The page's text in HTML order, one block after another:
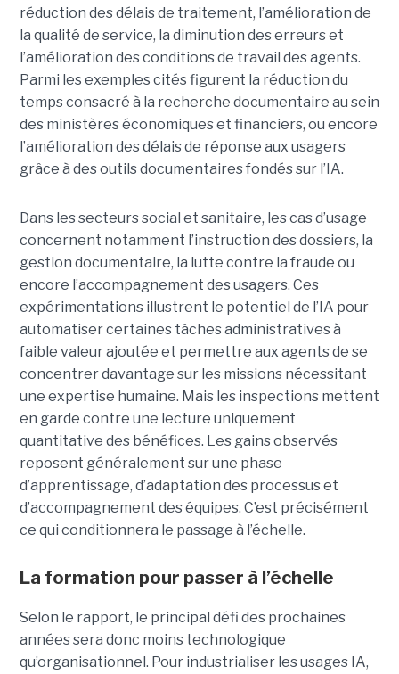
réduction des délais de traitement, l’amélioration de
la qualité de service, la diminution des erreurs et
l’amélioration des conditions de travail des agents.
Parmi les exemples cités figurent la réduction du
temps consacré à la recherche documentaire au sein
des ministères économiques et financiers, ou encore
l’amélioration des délais de réponse aux usagers
grâce à des outils documentaires fondés sur l’IA.
Dans les secteurs social et sanitaire, les cas d’usage
concernent notamment l’instruction des dossiers, la
gestion documentaire, la lutte contre la fraude ou
encore l’accompagnement des usagers. Ces
expérimentations illustrent le potentiel de l’IA pour
automatiser certaines tâches administratives à
faible valeur ajoutée et permettre aux agents de se
concentrer davantage sur les missions nécessitant
une expertise humaine. Mais les inspections mettent
en garde contre une lecture uniquement
quantitative des bénéfices. Les gains observés
reposent généralement sur une phase
d’apprentissage, d’adaptation des processus et
d’accompagnement des équipes. C’est précisément
ce qui conditionnera le passage à l’échelle.
La formation pour passer à l’échelle
Selon le rapport, le principal défi des prochaines
années sera donc moins technologique
qu’organisationnel. Pour industrialiser les usages IA,